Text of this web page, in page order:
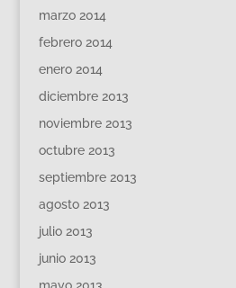
marzo 2014
febrero 2014
enero 2014
diciembre 2013
noviembre 2013
octubre 2013
septiembre 2013
agosto 2013
julio 2013
junio 2013